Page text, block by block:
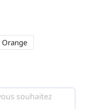
Orange